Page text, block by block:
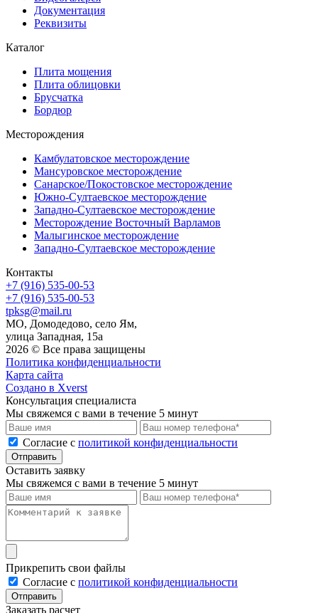
Документация
Реквизиты
Каталог
Плита мощения
Плита облицовки
Брусчатка
Бордюр
Месторождения
Камбулатовское месторождение
Мансуровское месторождение
Санарское/Покостовское месторождение
Южно-Султаевское месторождение
Западно-Султаевское месторождение
Месторождение Восточный Варламов
Малыгинское месторождение
Западно-Султаевское месторождение
Контакты
+7 (916) 535-00-53
+7 (916) 535-00-53
tpksg@mail.ru
МО, Домодедово, село Ям,
улица Западная, 15а
2026 © Все права защищены
Политика конфиденциальности
Карта сайта
Создано в Xverst
Консультация специалиста
Мы свяжемся с вами в течение 5 минут
Cогласие с политикой конфиденциальности
Отправить
Оставить заявку
Мы свяжемся с вами в течение 5 минут
Прикрепить свои файлы
Cогласие с политикой конфиденциальности
Отправить
Заказать расчет